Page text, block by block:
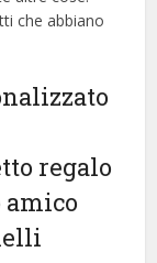
che abbiano
regalo
amico